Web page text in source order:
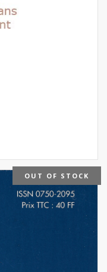
OUT OF STOCK